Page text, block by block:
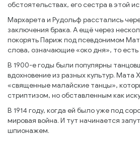
обстоятельствах, его сестра в этой
Мархарета и Рудольф расстались
заключения брака. А ещё через
покорять Париж под псевдонимом
слова, означающие «око дня», то
В 1900-е годы были популярны
вдохновение из разных культур. Мата
«священные малайские танцы»,
стриптизом, но обставленным как
В 1914 году, когда ей было уже под
мировая война. И тут начинается
шпионажем.